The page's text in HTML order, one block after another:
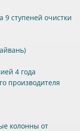
ступеней очистки
4 года
производителя
колонны от